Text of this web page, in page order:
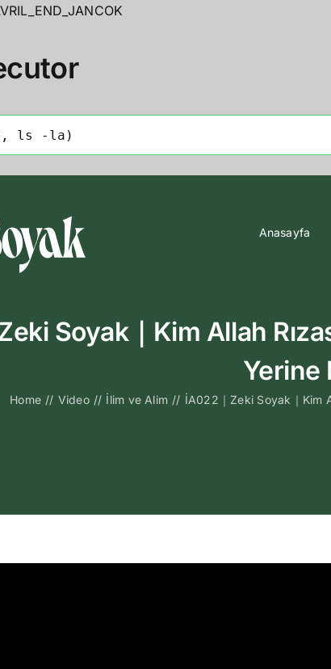
Anasayfa
Soyak｜Kim Allah
Yerine
Home // Video // İlim ve Alim // İA022｜Zeki Soyak｜Kim